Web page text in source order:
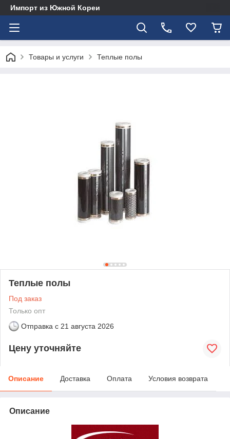
Импорт из Южной Кореи
Товары и услуги Теплые полы
Теплые полы
Под заказ
Только опт
Отправка с 21 августа 2026
Цену уточняйте
Описание Доставка Оплата Условия возврата
Описание